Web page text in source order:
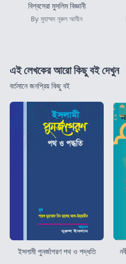
বিশ্বসেরা মুসলিম বিজ্ঞানী
By মুহাম্মদ নূরুল আমীন
এই লেখকের আরো কিছু বই দেখুন
বর্তমানে জনপ্রিয় কিছু বই
ইসলামী পুনর্জাগরণ পথ ও পদ্ধতি